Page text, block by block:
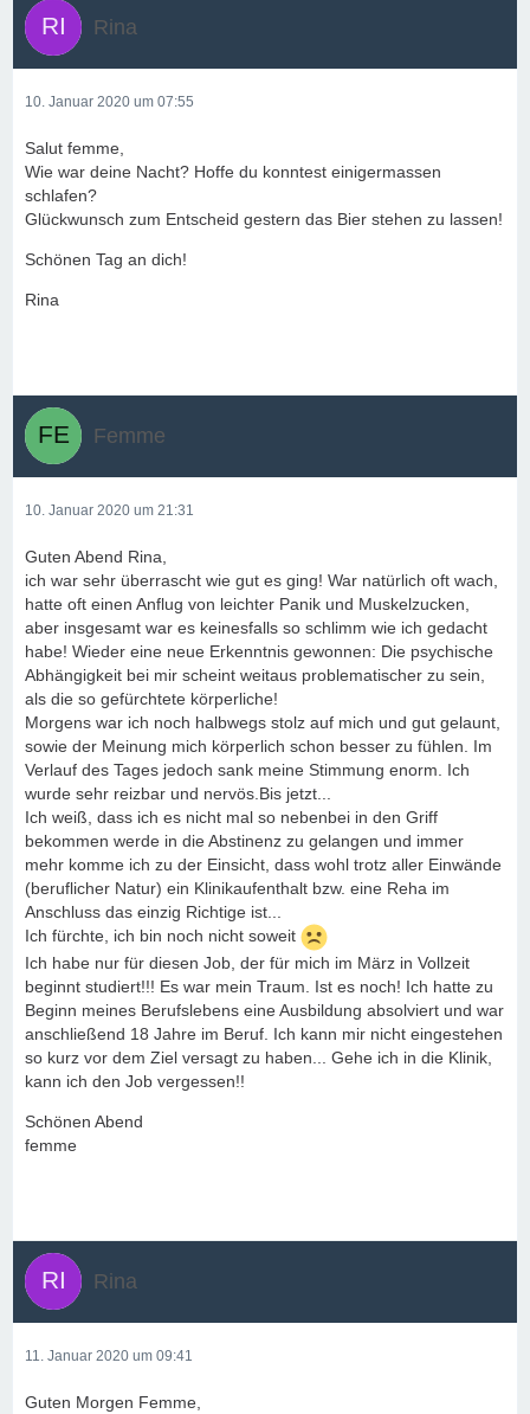
Rina
10. Januar 2020 um 07:55
Salut femme,
Wie war deine Nacht? Hoffe du konntest einigermassen
schlafen?
Glückwunsch zum Entscheid gestern das Bier stehen zu lassen!
Schönen Tag an dich!
Rina
Femme
10. Januar 2020 um 21:31
Guten Abend Rina,
ich war sehr überrascht wie gut es ging! War natürlich oft wach,
hatte oft einen Anflug von leichter Panik und Muskelzucken,
aber insgesamt war es keinesfalls so schlimm wie ich gedacht
habe! Wieder eine neue Erkenntnis gewonnen: Die psychische
Abhängigkeit bei mir scheint weitaus problematischer zu sein,
als die so gefürchtete körperliche!
Morgens war ich noch halbwegs stolz auf mich und gut gelaunt,
sowie der Meinung mich körperlich schon besser zu fühlen. Im
Verlauf des Tages jedoch sank meine Stimmung enorm. Ich
wurde sehr reizbar und nervös.Bis jetzt...
Ich weiß, dass ich es nicht mal so nebenbei in den Griff
bekommen werde in die Abstinenz zu gelangen und immer
mehr komme ich zu der Einsicht, dass wohl trotz aller Einwände
(beruflicher Natur) ein Klinikaufenthalt bzw. eine Reha im
Anschluss das einzig Richtige ist...
Ich fürchte, ich bin noch nicht soweit
Ich habe nur für diesen Job, der für mich im März in Vollzeit
beginnt studiert!!! Es war mein Traum. Ist es noch! Ich hatte zu
Beginn meines Berufslebens eine Ausbildung absolviert und war
anschließend 18 Jahre im Beruf. Ich kann mir nicht eingestehen
so kurz vor dem Ziel versagt zu haben... Gehe ich in die Klinik,
kann ich den Job vergessen!!
Schönen Abend
femme
Rina
11. Januar 2020 um 09:41
Guten Morgen Femme,